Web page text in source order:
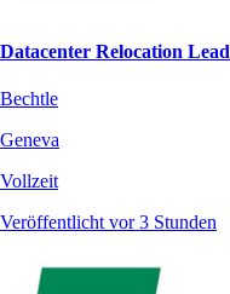
Datacenter Relocation
Bechtle
Geneva
Vollzeit
Veröffentlicht vor 3 Stunden